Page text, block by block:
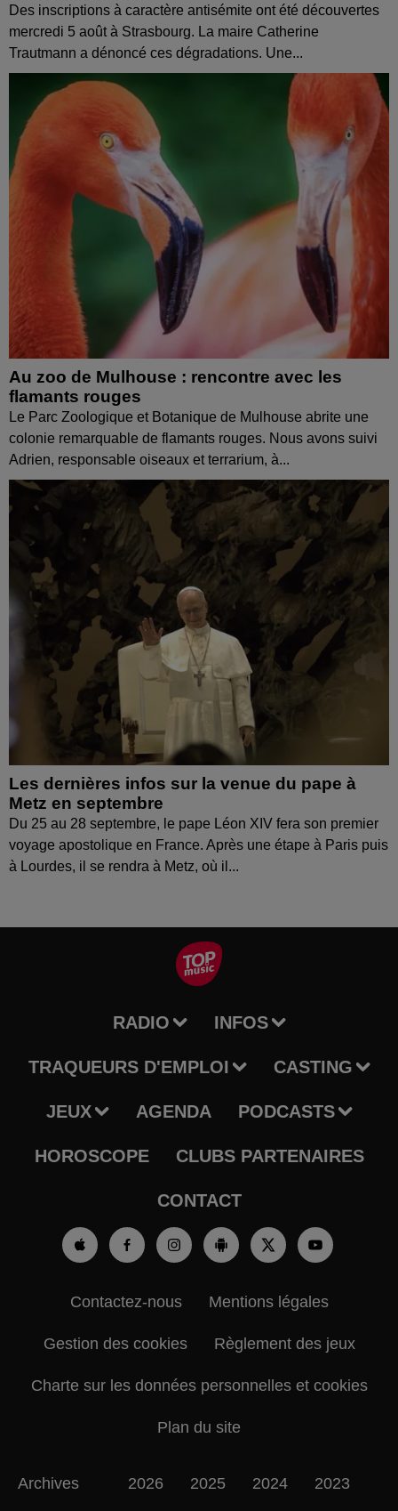
Des inscriptions à caractère antisémite ont été découvertes
mercredi 5 août à Strasbourg. La maire Catherine
Trautmann a dénoncé ces dégradations. Une...
Au zoo de Mulhouse : rencontre avec les
flamants rouges
Le Parc Zoologique et Botanique de Mulhouse abrite une
colonie remarquable de flamants rouges. Nous avons suivi
Adrien, responsable oiseaux et terrarium, à...
Les dernières infos sur la venue du pape à
Metz en septembre
Du 25 au 28 septembre, le pape Léon XIV fera son premier
voyage apostolique en France. Après une étape à Paris puis
à Lourdes, il se rendra à Metz, où il...
RADIO INFOS
TRAQUEURS D'EMPLOI CASTING
JEUX AGENDA PODCASTS
HOROSCOPE CLUBS PARTENAIRES
CONTACT
Contactez-nous Mentions légales
Gestion des cookies Règlement des jeux
Charte sur les données personnelles et cookies
Plan du site
Archives 2026 2025 2024 2023